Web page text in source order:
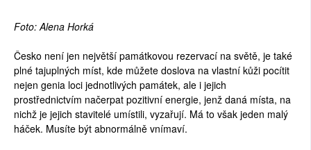
Foto: Alena Horká
Česko není jen největší památkovou rezervací na světě, je také
plné tajuplných míst, kde můžete doslova na vlastní kůži pocítit
nejen genia loci jednotlivých památek, ale i jejich
prostřednictvím načerpat pozitivní energie, jenž daná místa, na
nichž je jejich stavitelé umístili, vyzařují. Má to však jeden malý
háček. Musíte být abnormálně vnímaví.